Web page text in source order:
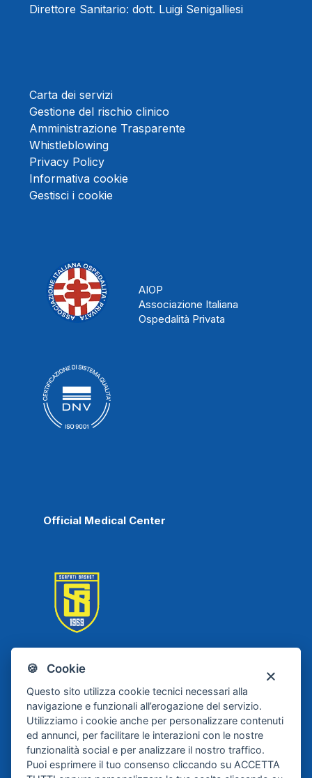
🍪 Cookie
Questo sito utilizza cookie tecnici necessari alla
navigazione e funzionali all’erogazione del servizio.
Utilizziamo i cookie anche per personalizzare contenuti
ed annunci, per facilitare le interazioni con le nostre
funzionalità social e per analizzare il nostro traffico.
Puoi esprimere il tuo consenso cliccando su ACCETTA
Direttore Sanitario: dott. Luigi Senigalliesi
Carta dei servizi
Gestione del rischio clinico
Amministrazione Trasparente
Whistleblowing
Privacy Policy
Informativa cookie
Gestisci i cookie
AIOP
Associazione Italiana
Ospedalità Privata
Official Medical Center
Scafati Basket